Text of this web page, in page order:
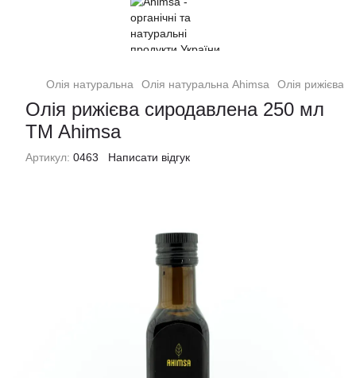
Олія натуральна Олія натуральна Ahimsa Олія рижієва
Олія рижієва сиродавлена 250 мл
TM Ahimsa
Артикул: 0463 Написати відгук